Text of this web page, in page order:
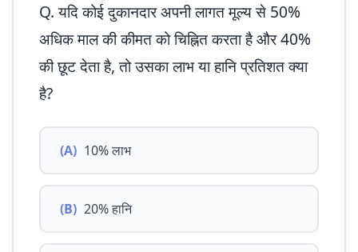
Q. यदि कोई दुकानदार अपनी लागत मूल्य से 50%
अधिक माल की कीमत को चिह्नित करता है और 40%
की छूट देता है, तो उसका लाभ या हानि प्रतिशत क्या
है?
(A) 10% लाभ
(B) 20% हानि